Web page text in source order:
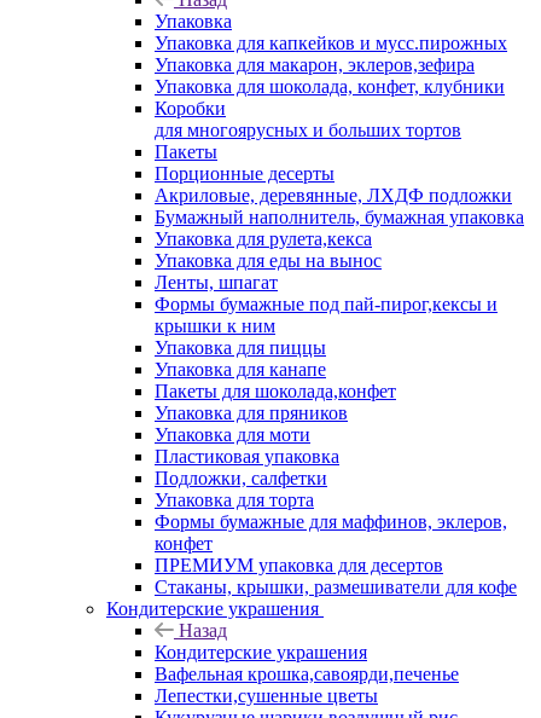
Упаковка
Упаковка для капкейков и мусс.пирожных
Упаковка для макарон, эклеров,зефира
Упаковка для шоколада, конфет, клубники
Коробки
для многоярусных и больших тортов
Пакеты
Порционные десерты
Акриловые, деревянные, ЛХДФ подложки
Бумажный наполнитель, бумажная упаковка
Упаковка для рулета,кекса
Упаковка для еды на вынос
Ленты, шпагат
Формы бумажные под пай-пирог,кексы и
крышки к ним
Упаковка для пиццы
Упаковка для канапе
Пакеты для шоколада,конфет
Упаковка для пряников
Упаковка для моти
Пластиковая упаковка
Подложки, салфетки
Упаковка для торта
Формы бумажные для маффинов, эклеров,
конфет
ПРЕМИУМ упаковка для десертов
Стаканы, крышки, размешиватели для кофе
Кондитерские украшения
Назад
Кондитерские украшения
Вафельная крошка,савоярди,печенье
Лепестки,сушенные цветы